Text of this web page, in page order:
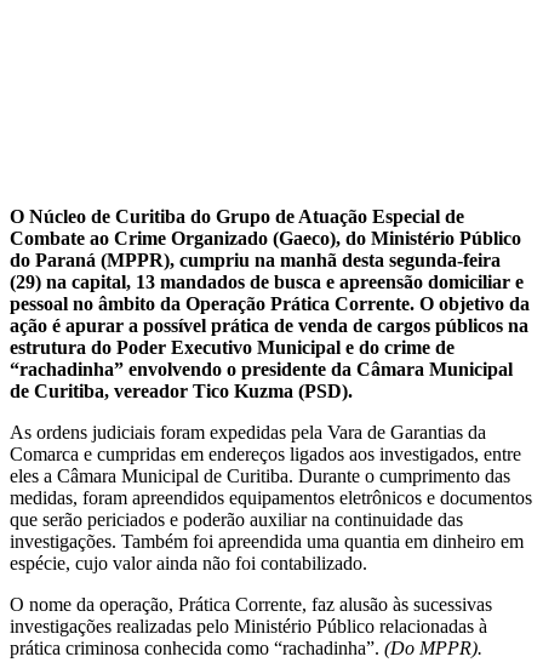
O Núcleo de Curitiba do Grupo de Atuação Especial de
Combate ao Crime Organizado (Gaeco), do Ministério Público
do Paraná (MPPR), cumpriu na manhã desta segunda-feira
(29) na capital, 13 mandados de busca e apreensão domiciliar e
pessoal no âmbito da Operação Prática Corrente. O objetivo da
ação é apurar a possível prática de venda de cargos públicos na
estrutura do Poder Executivo Municipal e do crime de
“rachadinha” envolvendo o presidente da Câmara Municipal
de Curitiba, vereador Tico Kuzma (PSD).
As ordens judiciais foram expedidas pela Vara de Garantias da
Comarca e cumpridas em endereços ligados aos investigados, entre
eles a Câmara Municipal de Curitiba. Durante o cumprimento das
medidas, foram apreendidos equipamentos eletrônicos e documentos
que serão periciados e poderão auxiliar na continuidade das
investigações. Também foi apreendida uma quantia em dinheiro em
espécie, cujo valor ainda não foi contabilizado.
O nome da operação, Prática Corrente, faz alusão às sucessivas
investigações realizadas pelo Ministério Público relacionadas à
prática criminosa conhecida como “rachadinha”. (Do MPPR).